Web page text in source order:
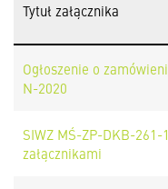
Tytuł załącznika
Ogłoszenie o
N-2020
SIWZ MŚ-ZP-DKB-
załącznikami